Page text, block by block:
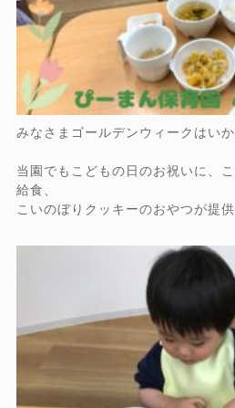
みなさまゴールデンウィークはい
当園でもこどもの日のお祝いに、
給食、
こいのぼりクッキーのおやつが提